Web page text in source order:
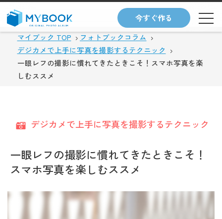
今すぐ作る
マイブック TOP
フォトブックコラム
デジカメで上手に写真を撮影するテクニック
一眼レフの撮影に慣れてきたときこそ！スマホ写真を楽
しむススメ
デジカメで上手に写真を撮影するテクニック
一眼レフの撮影に慣れてきたときこそ！
スマホ写真を楽しむススメ